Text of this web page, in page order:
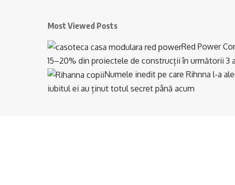
Most Viewed Posts
Red Power
15–20% din proiectele de construcții în următorii 3
Numele inedit pe care Rihnna l-a
iubitul ei au ținut totul secret până acum